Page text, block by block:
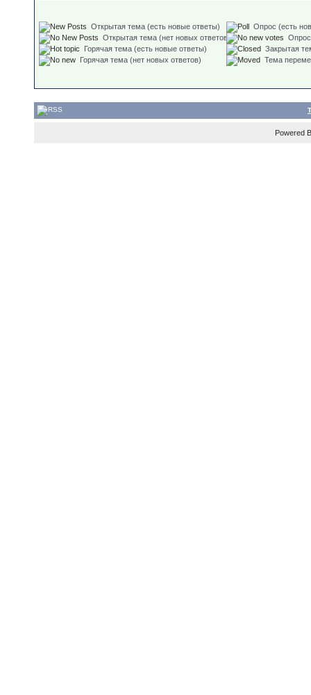
Открытая тема (есть новые ответы)
Открытая тема (нет новых ответов)
Горячая тема (есть новые ответы)
Горячая тема (нет новых ответов)
Опрос (есть
Опрос
Закрытая
Тема
Powered